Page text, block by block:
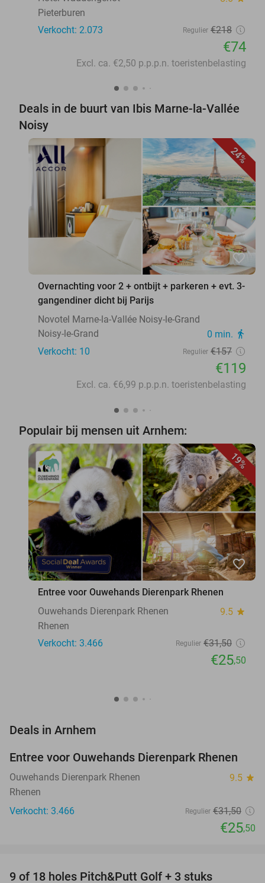
Pieterburen
Verkocht: 2.073
Regulier €218
€74
Excl. ca. €2,50 p.p.p.n. toeristenbelasting
Deals in de buurt van Ibis Marne-la-Vallée
Noisy
24%
favorite_border
Overnachting voor 2 + ontbijt + parkeren + evt. 3-
gangendiner dicht bij Parijs
Novotel Marne-la-Vallée Noisy-le-Grand
Noisy-le-Grand
0 min. directions_walk
Verkocht: 10 Regulier €157
€119
Excl. ca. €6,99 p.p.p.n. toeristenbelasting
Populair bij mensen uit Arnhem:
19%
favorite_border
Entree voor Ouwehands Dierenpark Rhenen
Ouwehands Dierenpark Rhenen
9.5 star
Rhenen
Verkocht: 3.466
Regulier €31,50
€25,50
Deals in Arnhem
19%
Entree voor Ouwehands Dierenpark Rhenen
Ouwehands Dierenpark Rhenen 9.5 star
Rhenen
Verkocht: 3.466
Regulier €31,50
€25,50
9 of 18 holes Pitch&Putt Golf + 3 stuks